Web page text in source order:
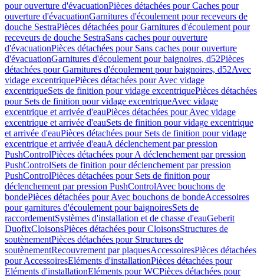
pour ouverture d'évacuationPièces détachées pour Caches pour
ouverture d'évacuationGarnitures d'écoulement pour receveurs de
douche SestraPièces détachées pour Garnitures d'écoulement pour
receveurs de douche SestraSans caches pour ouverture
d'évacuationPièces détachées pour Sans caches pour ouverture
d'évacuationGarnitures d'écoulement pour baignoires, d52Pièces
détachées pour Garnitures d'écoulement pour baignoires, d52Avec
vidage excentriquePièces détachées pour Avec vidage
excentriqueSets de finition pour vidage excentriquePièces détachées
pour Sets de finition pour vidage excentriqueAvec vidage
excentrique et arrivée d'eauPièces détachées pour Avec vidage
excentrique et arrivée d'eauSets de finition pour vidage excentrique
et arrivée d'eauPièces détachées pour Sets de finition pour vidage
excentrique et arrivée d'eauA déclenchement par pression
PushControlPièces détachées pour A déclenchement par pression
PushControlSets de finition pour déclenchement par pression
PushControlPièces détachées pour Sets de finition pour
déclenchement par pression PushControlAvec bouchons de
bondePièces détachées pour Avec bouchons de bondeAccessoires
pour garnitures d'écoulement pour baignoiresSets de
raccordementSystèmes d'installation et de chasse d'eauGeberit
DuofixCloisonsPièces détachées pour CloisonsStructures de
soutènementPièces détachées pour Structures de
soutènementRecouvrement par plaquesAccessoiresPièces détachées
pour AccessoiresEléments d'installationPièces détachées pour
Eléments d'installationEléments pour WCPièces détachées pour